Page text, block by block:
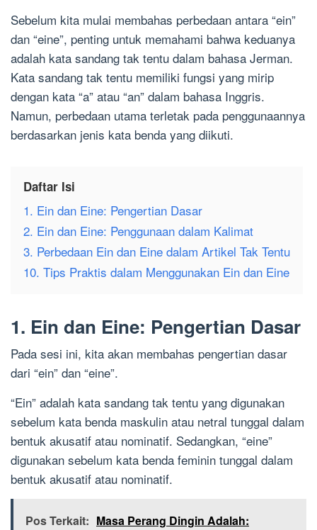
Sebelum kita mulai membahas perbedaan antara “ein”
dan “eine”, penting untuk memahami bahwa keduanya
adalah kata sandang tak tentu dalam bahasa Jerman.
Kata sandang tak tentu memiliki fungsi yang mirip
dengan kata “a” atau “an” dalam bahasa Inggris.
Namun, perbedaan utama terletak pada penggunaannya
berdasarkan jenis kata benda yang diikuti.
Daftar Isi
1. Ein dan Eine: Pengertian Dasar
2. Ein dan Eine: Penggunaan dalam Kalimat
3. Perbedaan Ein dan Eine dalam Artikel Tak Tentu
10. Tips Praktis dalam Menggunakan Ein dan Eine
1. Ein dan Eine: Pengertian Dasar
Pada sesi ini, kita akan membahas pengertian dasar
dari “ein” dan “eine”.
“Ein” adalah kata sandang tak tentu yang digunakan
sebelum kata benda maskulin atau netral tunggal dalam
bentuk akusatif atau nominatif. Sedangkan, “eine”
digunakan sebelum kata benda feminin tunggal dalam
bentuk akusatif atau nominatif.
Pos Terkait: Masa Perang Dingin Adalah: